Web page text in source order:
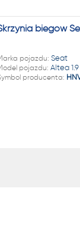
biegów
pojazdu: Seat
pojazdu: Altea 1.9
producenta: